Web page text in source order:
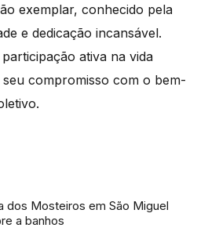
exemplar, conhecido pela
e dedicação incansável.
ativa na vida
compromisso com o bem-
dos Mosteiros em São Miguel
a banhos